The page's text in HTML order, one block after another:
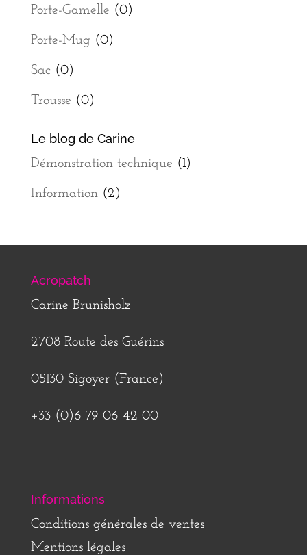
Porte-Gamelle (0)
Porte-Mug (0)
Sac (0)
Trousse (0)
Le blog de Carine
Démonstration technique (1)
Information(2)
Acropatch
Carine Brunisholz
2708 Route des Guérins
05130 Sigoyer (France)
+33 (0)6 79 06 42 00
Informations
Conditions générales de ventes
Mentions légales